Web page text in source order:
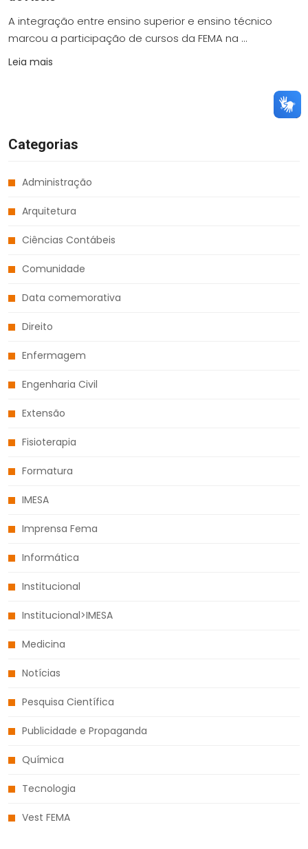
A integração entre ensino superior e ensino técnico
marcou a participação de cursos da FEMA na ...
Leia mais
Categorias
Administração
Arquitetura
Ciências Contábeis
Comunidade
Data comemorativa
Direito
Enfermagem
Engenharia Civil
Extensão
Fisioterapia
Formatura
IMESA
Imprensa Fema
Informática
Institucional
Institucional>IMESA
Medicina
Notícias
Pesquisa Científica
Publicidade e Propaganda
Química
Tecnologia
Vest FEMA